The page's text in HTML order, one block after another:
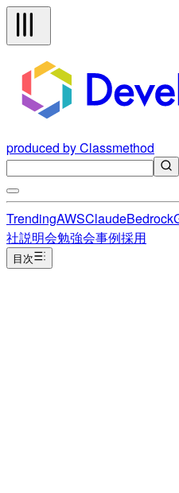
produced by Classmethod
TrendingAWSClaudeBedrock
社説明会勉強会事例採用
目次